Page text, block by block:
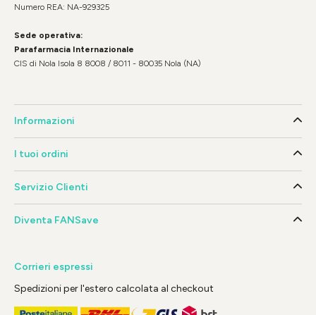
Numero REA: NA-929325
Sede operativa:
Parafarmacia Internazionale
CIS di Nola Isola 8 8008 / 8011 - 80035 Nola (NA)
Informazioni
I tuoi ordini
Servizio Clienti
Diventa FANSave
Corrieri espressi
Spedizioni per l'estero calcolata al checkout